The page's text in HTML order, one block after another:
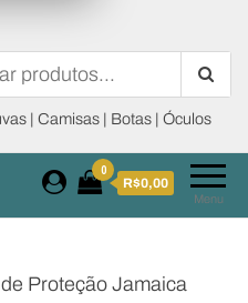
| Camisas | Botas | Óculos
Menu
0
R$0,00
Proteção Jamaica